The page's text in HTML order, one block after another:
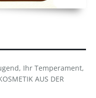
Ihr Temperament,
AUS DER